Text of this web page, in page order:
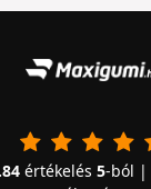
értékelés 5-ból |